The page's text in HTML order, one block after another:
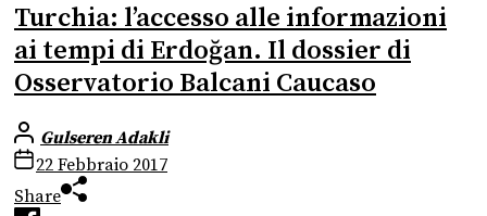
Turchia: l’accesso alle informazioni
ai tempi di Erdoğan. Il dossier di
Osservatorio Balcani Caucaso
Gulseren Adakli
22 Febbraio 2017
Share